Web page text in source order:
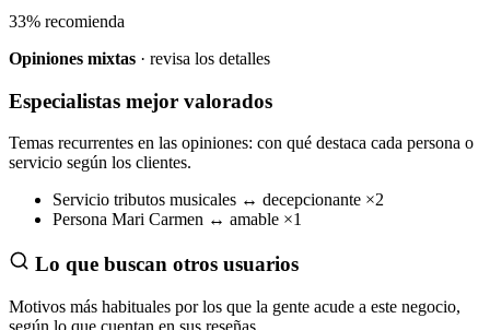
33% recomienda
Opiniones mixtas · revisa los detalles
Especialistas mejor valorados
Temas recurrentes en las opiniones: con qué destaca cada persona o
servicio según los clientes.
Servicio tributos musicales ↔ decepcionante ×2
Persona Mari Carmen ↔ amable ×1
Lo que buscan otros usuarios
Motivos más habituales por los que la gente acude a este negocio,
según lo que cuentan en sus reseñas.